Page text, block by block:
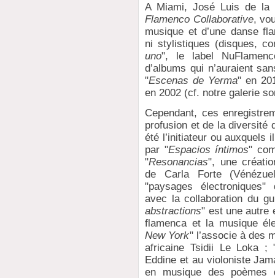
A Miami, José Luis de la
Flamenco Collaborative,
musique et d’une danse
ni stylistiques (disques,
uno", le label
d’albums qui n’auraient
"Escenas de Yerma" en
en 2002 (cf. notre galerie
Cependant, ces
profusion et de la diversité
été l’initiateur ou auxquels
par "Espacios íntimos"
"Resonancias", une
de Carla Forte
"paysages
avec la collaboration du
abstractions" est une autre
flamenca et la musique
New York" l’associe à des
africaine Tsidii Le Loka ;
Eddine et au violoniste
en musique des poèmes